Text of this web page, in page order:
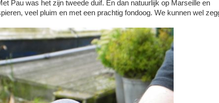
Pau was het zijn tweede duif. En dan natuurlijk op Marseille en
veel pluim en met een prachtig fondoog. We kunnen wel